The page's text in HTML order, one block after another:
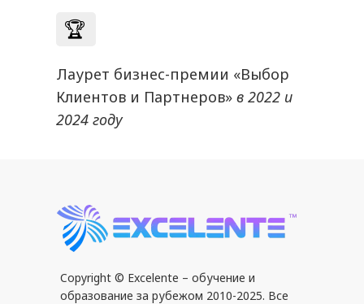
🏆
Лаурет бизнес-премии «Выбор
Клиентов и Партнеров» в 2022 и
2024 году
Copyright © Excelente – обучение и
образование за рубежом 2010-2025. Все